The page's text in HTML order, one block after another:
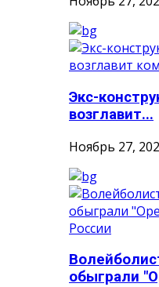
Экс-
возглавит...
Ноябрь 27,
обыграли